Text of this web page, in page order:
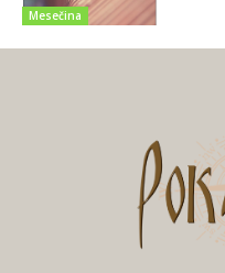
Mesečina